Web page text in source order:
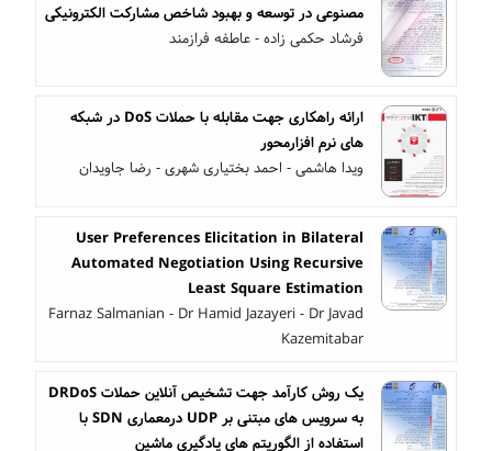
مصنوعی در توسعه و بهبود شاخص مشارکت الکترونیکی
فرشاد حکمی زاده - عاطفه فرازمند
ارائه راهکاری جهت مقابله با حملات DoS در شبکه
های نرم افزارمحور
ویدا هاشمی - احمد بختیاری شهری - رضا جاویدان
User Preferences Elicitation in Bilateral
Automated Negotiation Using Recursive
Least Square Estimation
Farnaz Salmanian - Dr Hamid Jazayeri - Dr Javad
Kazemitabar
یک روش کارآمد جهت تشخیص آنلاین حملات DRDoS
به سرویس های مبتنی بر UDP درمعماری SDN با
استفاده از الگوریتم های یادگیری ماشین